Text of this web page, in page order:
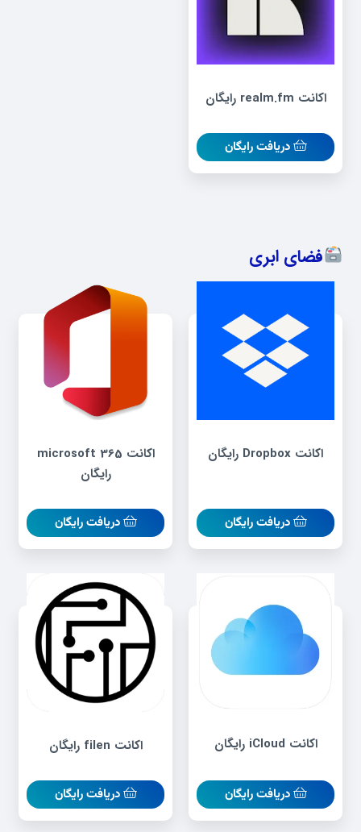
اکانت realm.fm رایگان
دریافت رایگان
فضای ابری
اکانت Dropbox رایگان
دریافت رایگان
اکانت microsoft 365
رایگان
دریافت رایگان
اکانت iCloud رایگان
دریافت رایگان
اکانت filen رایگان
دریافت رایگان